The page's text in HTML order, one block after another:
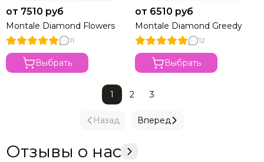
от 7510 руб
Montale Diamond Flowers
11
Выбрать
от 6510 руб
Montale Diamond Greedy
12
Выбрать
Назад
1 2 3
Вперед
Отзывы о нас